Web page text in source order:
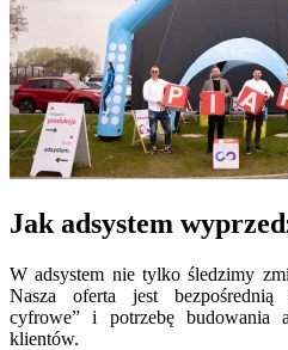
Jak adsystem
W adsystem nie tylko śledzimy
Nasza oferta jest bezpośrednią
cyfrowe” i potrzebę budowania
klientów.